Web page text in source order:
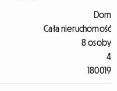
Dom
Cała nieruchomość
8 osoby
4
180019